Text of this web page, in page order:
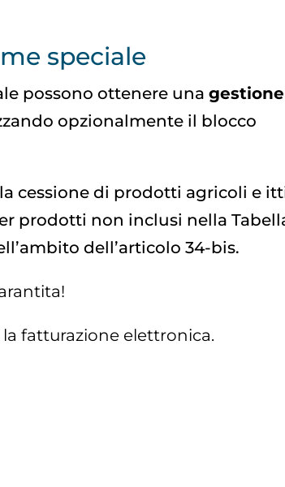
speciale
possono ottenere unagestione
opzionalmente il blocco
la cessione di prodotti agricoli e
prodotti non inclusi nella
dell’articolo 34-bis.
fatturazione elettronica.